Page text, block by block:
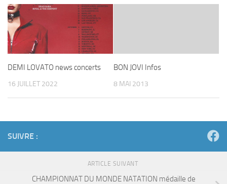
DEMI LOVATO news concerts
16 JUILLET 2022
BON JOVI Infos
8 MAI 2013
SUIVRE :
ARTICLE SUIVANT
CHAMPIONNAT DU MONDE NATATION médaille de